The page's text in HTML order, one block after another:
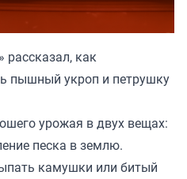
» рассказал, как
пышный укроп и петрушку
урожая в двух вещах:
песка в землю.
камушки или битый